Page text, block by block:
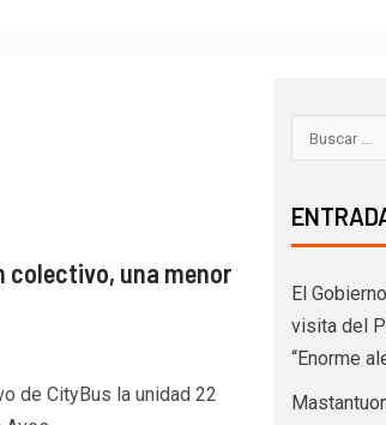
colectivo, una menor
de CityBus la unidad 22
El
visita del
“Enorme